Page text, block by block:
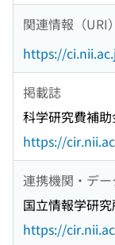
関連情報（URI）
https://
掲載誌
科学研究費補
https://
連携機関・デ
国立情報学研
https://